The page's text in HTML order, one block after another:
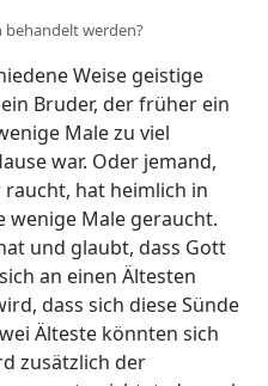
behandelt werden?
Weise geistige
Bruder, der früher ein
Male zu viel
war. Oder jemand,
hat heimlich in
wenige Male geraucht.
und glaubt, dass Gott
an einen Ältesten
dass sich diese Sünde
Älteste könnten sich
zusätzlich der